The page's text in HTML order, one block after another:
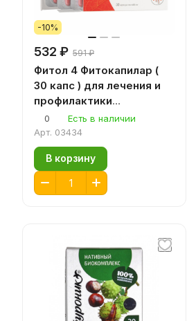
-10%
532 ₽ 591 ₽
Фитол 4 Фитокапилар (
30 капс ) для лечения и
профилактики
тромбофлебита
0
Есть в наличии
Арт. 03434
В корзину